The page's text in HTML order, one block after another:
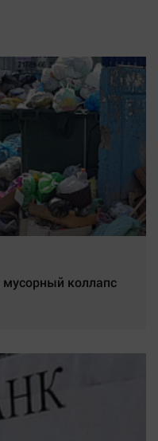
мусорный коллапс